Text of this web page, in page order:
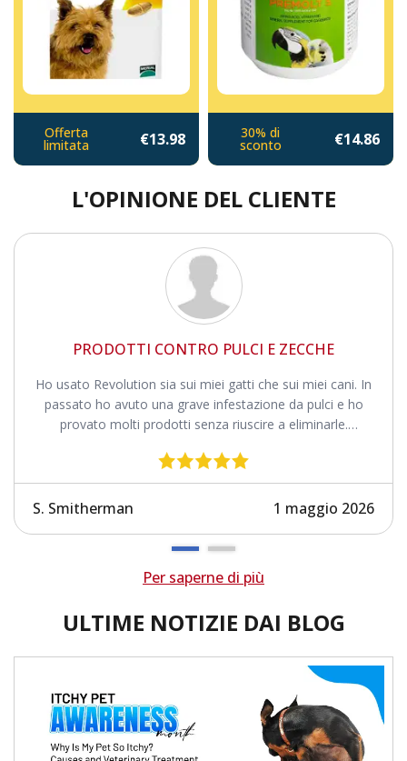
Offerta
limitata €13.98 30% di
sconto €14.86
L'OPINIONE DEL CLIENTE
PRODOTTI CONTRO PULCI E ZECCHE
Ho usato Revolution sia sui miei gatti che sui miei cani. In
passato ho avuto una grave infestazione da pulci e ho
provato molti prodotti senza riuscire a eliminarle.
S. Smitherman 1 maggio 2026
Per saperne di più
ULTIME NOTIZIE DAI BLOG